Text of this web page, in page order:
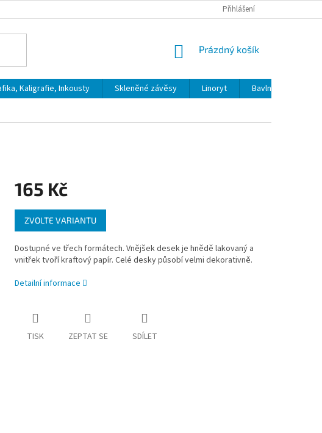
Přihlášení
NÁKUPNÍ
Prázdný košík
Kaligrafie, Inkousty Skleněné závěsy Linoryt Bavlna
165 Kč
Měrná
cena:
ZVOLTE VARIANTU
Dostupné ve třech formátech. Vnějšek desek je hnědě lakovaný a
vnitřek tvoří kraftový papír. Celé desky působí velmi dekorativně.
Detailní informace
TISK ZEPTAT SE SDÍLET